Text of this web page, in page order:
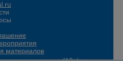
материалов